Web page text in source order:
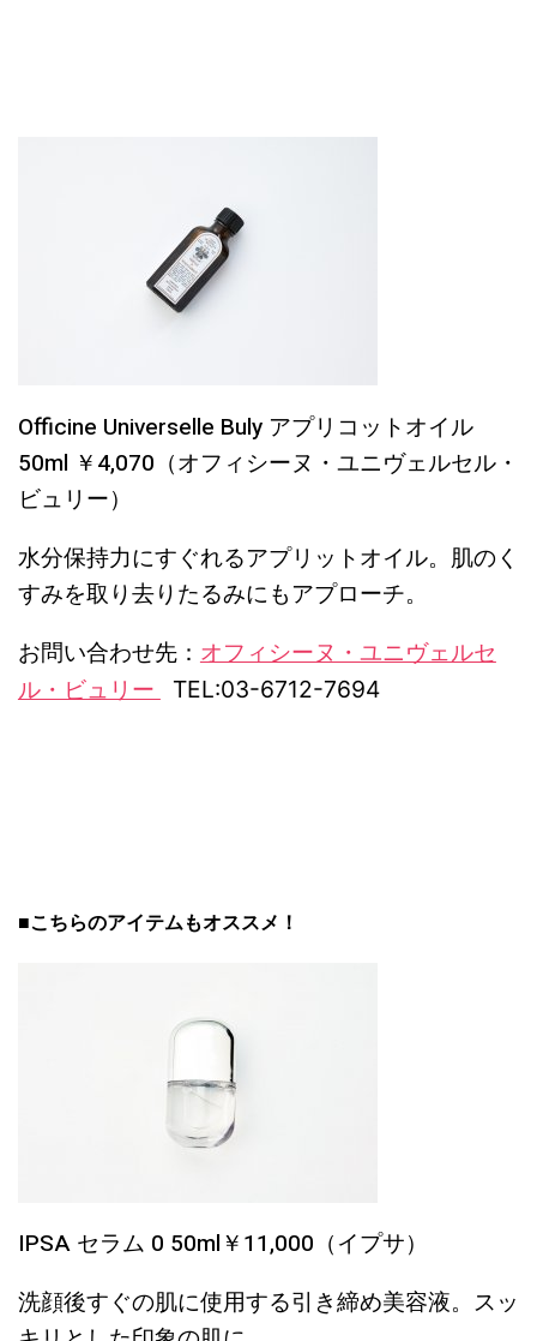
Officine Universelle Buly アプリコットオイル
50ml ￥4,070（オフィシーヌ・ユニヴェルセル・
ビュリー）
水分保持力にすぐれるアプリットオイル。肌のく
すみを取り去りたるみにもアプローチ。
お問い合わせ先： オフィシーヌ・ユニヴェルセ
ル・ビュリー TEL:03-6712-7694
■こちらのアイテムもオススメ！
IPSA セラム 0 50ml￥11,000（イプサ）
洗顔後すぐの肌に使用する引き締め美容液。スッ